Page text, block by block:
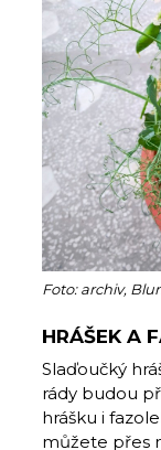
Foto: archiv,
HRÁŠEK A
Slaďoučký
rády budou
hrášku i
můžete přes